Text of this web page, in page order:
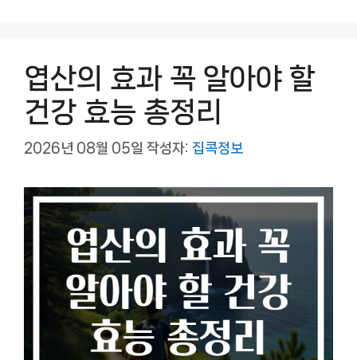
엽산의 효과 꼭 알아야 할
건강 효능 총정리
2026년 08월 05일 작성자: 집콕정보